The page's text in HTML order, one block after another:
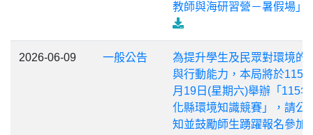
教師與海研習營－暑假場」
2026-06-09 一般公告
為提升學生及民眾對環境的
與行動能力，本局將於115
月19日(星期六)舉辦「115
化縣環境知識競賽」，請公
知並鼓勵師生踴躍報名參加